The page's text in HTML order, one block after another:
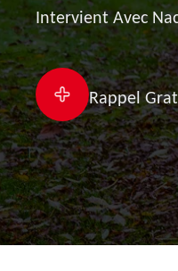
Intervient Avec
Rappel